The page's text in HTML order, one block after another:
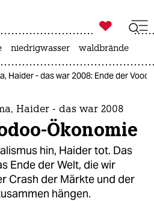
zahl ich
ich

taz zahl ich
niedrigwasser waldbrände
Haider - das war 2008: Ende der
Haider - das war 2008
Ökonomie
hin, Haider tot. Das
Ende der Welt, die wir
Crash der Märkte und der
hängen.